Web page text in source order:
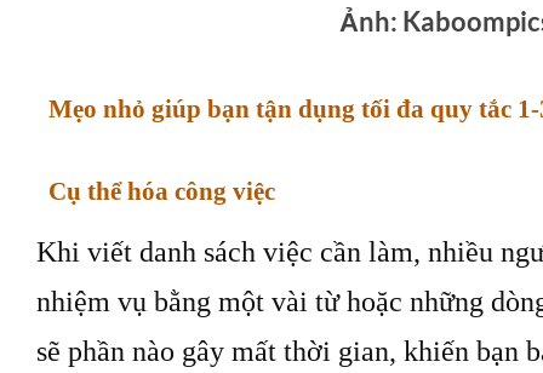
Ảnh:
Mẹo nhỏ giúp bạn tận dụng tối đa quy tắc
Cụ thể hóa công việc
Khi viết danh sách việc cần làm, nhiều
nhiệm vụ bằng một vài từ hoặc những
sẽ phần nào gây mất thời gian, khiến bạn